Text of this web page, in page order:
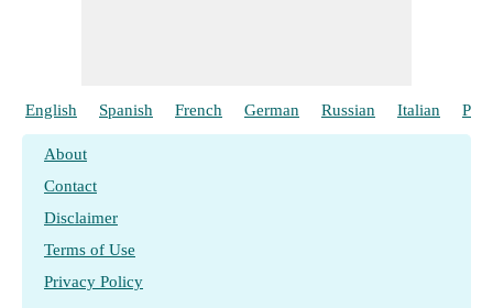
English Spanish French German Russian Italian
About
Contact
Disclaimer
Terms of Use
Privacy Policy